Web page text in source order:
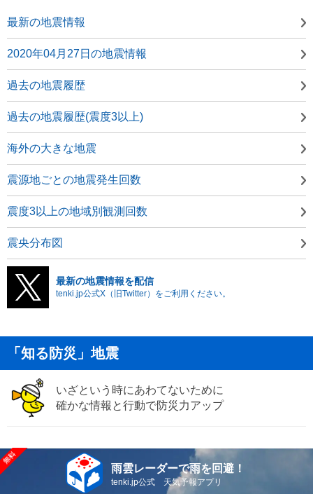
最新の地震情報
2020年04月27日の地震情報
過去の地震履歴
過去の地震履歴(震度3以上)
海外の大きな地震
震源地ごとの地震発生回数
震度3以上の地域別観測回数
震央分布図
最新の地震情報を配信
tenki.jp公式X（旧Twitter）をご利用ください。
「知る防災」地震
いざという時にあわてないために
確かな情報と行動で防災力アップ
雨雲レーダーで雨を回避！
tenki.jp公式 天気予報アプリ